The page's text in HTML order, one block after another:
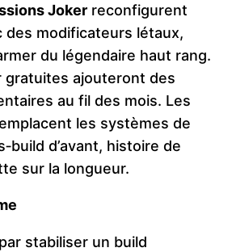
Joker reconfigurent
des modificateurs létaux,
du légendaire haut rang.
gratuites ajouteront des
au fil des mois. Les
les systèmes de
d’avant, histoire de
sur la longueur.
stabiliser un build